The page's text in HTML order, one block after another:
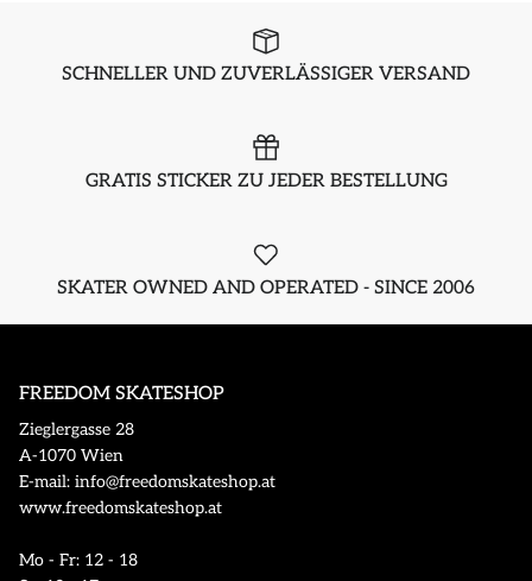
SCHNELLER UND ZUVERLÄSSIGER VERSAND
GRATIS STICKER ZU JEDER BESTELLUNG
SKATER OWNED AND OPERATED - SINCE 2006
FREEDOM SKATESHOP
Zieglergasse 28
A-1070 Wien
E-mail: info@freedomskateshop.at
www.freedomskateshop.at
Mo - Fr: 12 - 18